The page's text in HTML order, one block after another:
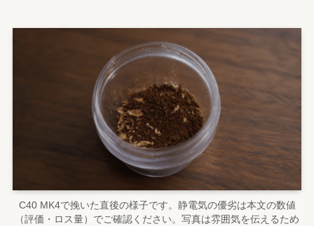
C40 MK4で挽いた直後の様子です。静電気の優劣は本文の数値
（評価・ロス量）でご確認ください。写真は雰囲気を伝えるため